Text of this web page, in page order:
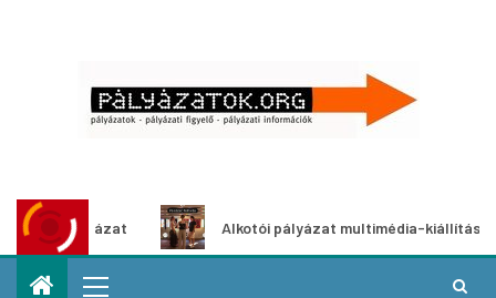
Alkotói pályázat multimédia-kiállításhoz